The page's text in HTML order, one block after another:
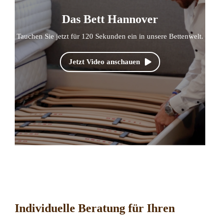
Das Bett Hannover
Tauchen Sie jetzt für 120 Sekunden ein in unsere Bettenwelt.
Jetzt Video anschauen
Individuelle Beratung für Ihren